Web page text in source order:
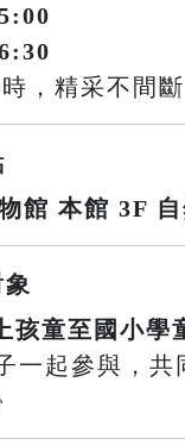
，精采不間斷
館 本館 3F
孩童至國小學
一起參與，共